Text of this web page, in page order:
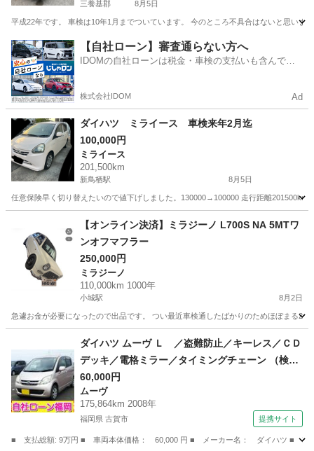
三養基郡 8月5日
平成22年です。 車検は10年1月までついています。 今のところ不具合はないと思い
佐賀 三養基郡 ムーヴ
【自社ローン】審査通らない方へ
IDOMの自社ローンは税金・車検の支払いも含んでい
株式会社IDOM Ad
ダイハツ ミライース 車検来年2月迄
100,000円
ミライース
201,500km
新鳥栖駅 8月5日
任意保険早く切り替えたいので値下げしました。130000→100000 走行距離
新鳥栖駅 ミライース
【オンライン決済】ミラジーノ L700S NA 5MTワ
ンオフマフラー
250,000円
ミラジーノ
110,000km 1000年
小城駅 8月2日
急遽お金が必要になったので出品です。 つい最近車検通したばかりのためほぼまる2
小城駅 ミラジーノ
ダイハツ ムーヴ Ｌ ／盗難防止／キーレス／ＣＤ
デッキ／電格ミラー／タイミングチェーン （検9.
7）
60,000円
ムーヴ
175,864km 2008年
福岡県 古賀市 提携サイト
■ 支払総額: 9万円 ■ 車両本体価格： 60,000 円 ■ メーカー名： ダイハツ ■ 車